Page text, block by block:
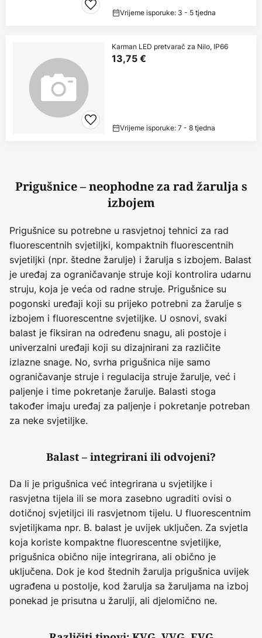
Vrijeme isporuke: 3 - 5 tjedna
Karman LED pretvarač za Nilo, IP66
13,75 €
Vrijeme isporuke: 7 - 8 tjedna
Prigušnice – neophodne za rad žarulja s
izbojem
Prigušnice su potrebne u rasvjetnoj tehnici za rad
fluorescentnih svjetiljki, kompaktnih fluorescentnih
svjetiljki (npr. štedne žarulje) i žarulja s izbojem. Balast
je uređaj za ograničavanje struje koji kontrolira udarnu
struju, koja je veća od radne struje. Prigušnice su
pogonski uređaji koji su prijeko potrebni za žarulje s
izbojem i fluorescentne svjetiljke. U osnovi, svaki
balast je fiksiran na određenu snagu, ali postoje i
univerzalni uređaji koji su dizajnirani za različite
izlazne snage. No, svrha prigušnica nije samo
ograničavanje struje i regulacija struje žarulje, već i
paljenje i time pokretanje žarulje. Balasti stoga
također imaju uređaj za paljenje i pokretanje potreban
za neke svjetiljke.
Balast – integrirani ili odvojeni?
Da li je prigušnica već integrirana u svjetiljke i
rasvjetna tijela ili se mora zasebno ugraditi ovisi o
dotičnoj svjetiljci ili rasvjetnom tijelu. U fluorescentnim
svjetiljkama npr. B. balast je uvijek uključen. Za svjetla
koja koriste kompaktne fluorescentne svjetiljke,
prigušnica obično nije integrirana, ali obično je
uključena. Dok je kod štednih žarulja prigušnica uvijek
ugrađena u postolje, kod žarulja sa žaruljama na izboj
ponekad je prisutna u žarulji, ali djelomično ne.